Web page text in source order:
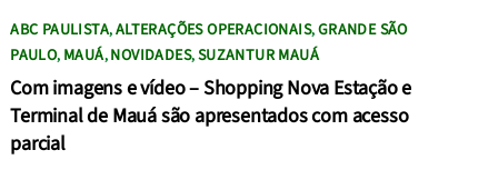
ABC PAULISTA,ALTERAÇÕES OPERACIONAIS,GRANDE SÃO
PAULO, MAUÁ,NOVIDADES,SUZANTUR MAUÁ
Com imagens e vídeo – Shopping Nova Estação e
Terminal de Mauá são apresentados com acesso
parcial